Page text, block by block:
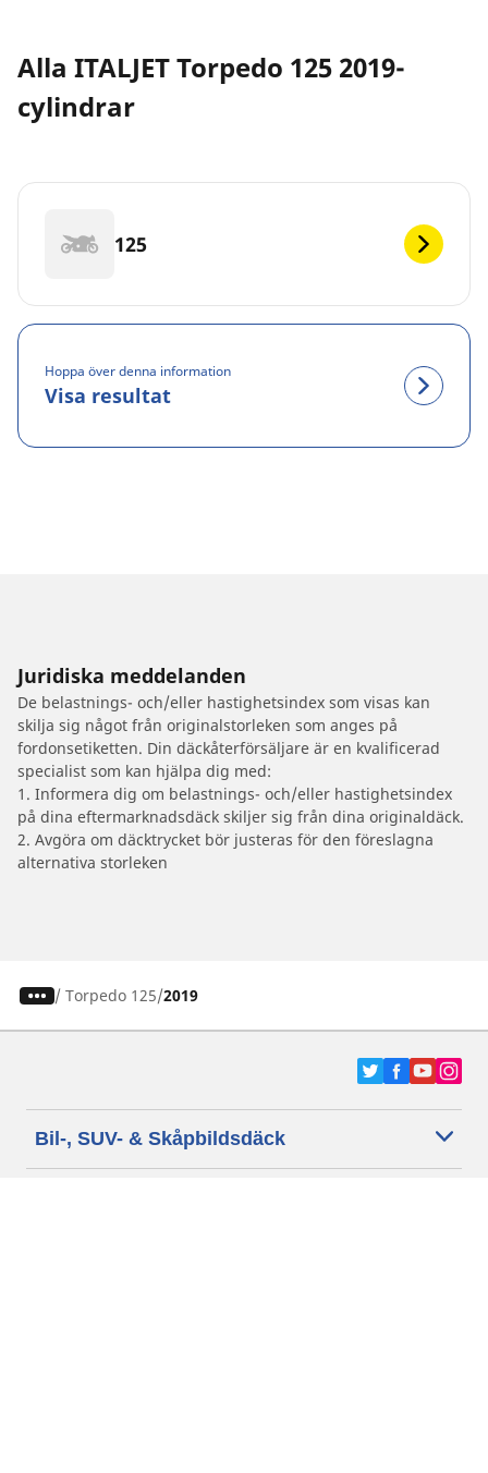
Alla ITALJET Torpedo 125 2019-
cylindrar
125
Hoppa över denna information
Visa resultat
Juridiska meddelanden
De belastnings- och/eller hastighetsindex som visas kan
skilja sig något från originalstorleken som anges på
fordonsetiketten. Din däckåterförsäljare är en kvalificerad
specialist som kan hjälpa dig med:
1. Informera dig om belastnings- och/eller hastighetsindex
på dina eftermarknadsdäck skiljer sig från dina originaldäck.
2. Avgöra om däcktrycket bör justeras för den föreslagna
alternativa storleken
/ Torpedo 125 2019
Bil-, SUV- & Skåpbildsdäck